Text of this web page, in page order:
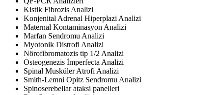
Kistik Fibrozis Analizi
Konjenital Adrenal Hiperplazi Analizi
Maternal Kontaminasyon Analizi
Marfan Sendromu Analizi
Myotonik Distrofi Analizi
Nörofibromatozis tip 1/2 Analizi
Osteogenezis İmperfecta Analizi
Spinal Musküler Atrofi Analizi
Smith-Lemni Opitz Sendromu Analizi
Spinoserebellar ataksi panelleri